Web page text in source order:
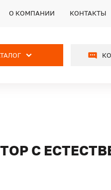
О КОМПАНИИ КОНТАКТЫ
С